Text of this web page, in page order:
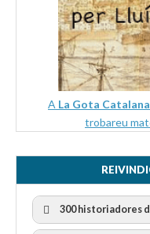
A La Gota Catalana
trobareu
300 historiadores